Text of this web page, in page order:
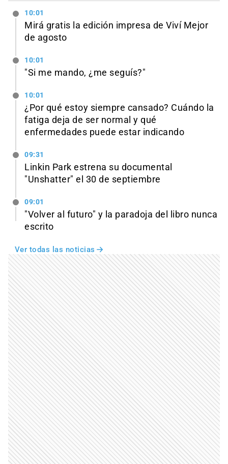
10:01
Mirá gratis la edición impresa de Viví Mejor
de agosto
10:01
"Si me mando, ¿me seguís?"
10:01
¿Por qué estoy siempre cansado? Cuándo la
fatiga deja de ser normal y qué
enfermedades puede estar indicando
09:31
Linkin Park estrena su documental
"Unshatter" el 30 de septiembre
09:01
"Volver al futuro" y la paradoja del libro nunca
escrito
Ver todas las noticias